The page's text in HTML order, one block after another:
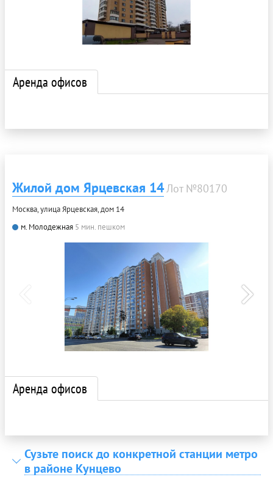
Аренда офисов
Жилой дом Ярцевская 14Лот №80170
Москва, улица Ярцевская, дом 14
м. Молодежная 5 мин. пешком
Аренда офисов
Сузьте поиск до конкретной станции метро
в районе Кунцево